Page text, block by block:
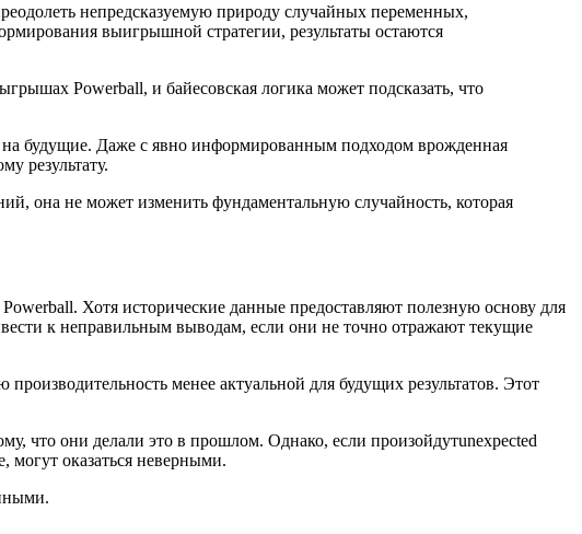
непредсказуемую природу случайных переменных,
выигрышной стратегии, результаты остаются
Powerball, и байесовская логика может подсказать, что
будущие. Даже с явно информированным подходом врожденная
результату.
она не может изменить фундаментальную случайность, которая
Хотя исторические данные предоставляют полезную основу для
к неправильным выводам, если они не точно отражают текущие
менее актуальной для будущих результатов. Этот
что они делали это в прошлом. Однако, если произойдутunexpected
могут оказаться неверными.